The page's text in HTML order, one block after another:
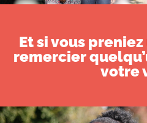
Et si vous
remercier
votre